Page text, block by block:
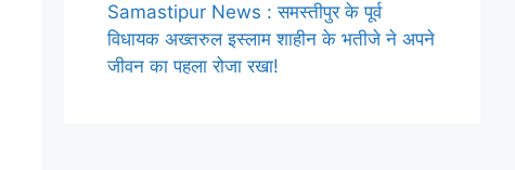
Samastipur News : समस्तीपुर के पूर्व
विधायक अख्तरुल इस्लाम शाहीन के भतीजे ने अपने
जीवन का पहला रोजा रखा!